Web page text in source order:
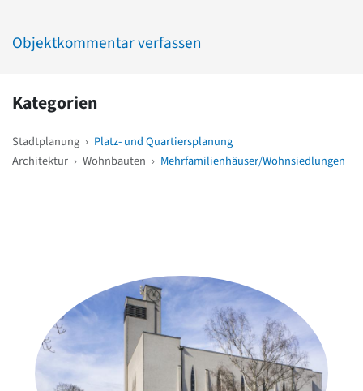
Objektkommentar verfassen
Kategorien
Stadtplanung › Platz- und Quartiersplanung
Architektur › Wohnbauten › Mehrfamilienhäuser/Wohnsiedlungen